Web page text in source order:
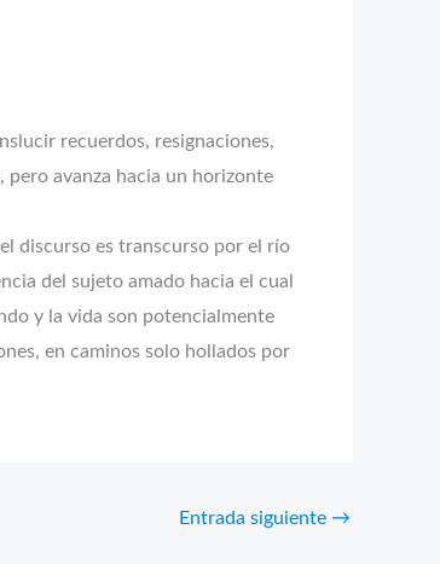
recuerdos, resignaciones,
avanza hacia un horizonte
discurso es transcurso por el río
del sujeto amado hacia el cual
y la vida son potencialmente
en caminos solo hollados por
Entrada siguiente →